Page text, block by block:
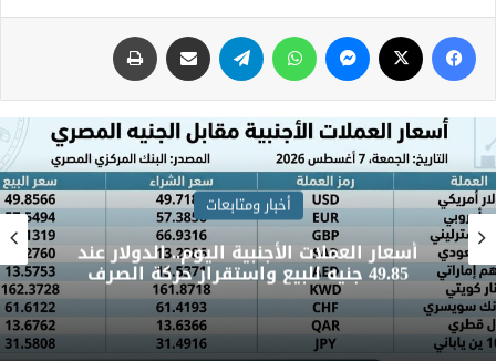
أخبار ومتابعات
أسعار العملات الأجنبية اليوم.. الدولار عند
49.85 جنيه للبيع واستقرار حركة الصرف